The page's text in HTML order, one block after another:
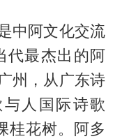
中阿文化交流
代最杰出的阿
州，从广东诗
人国际诗歌
桂花树。阿多